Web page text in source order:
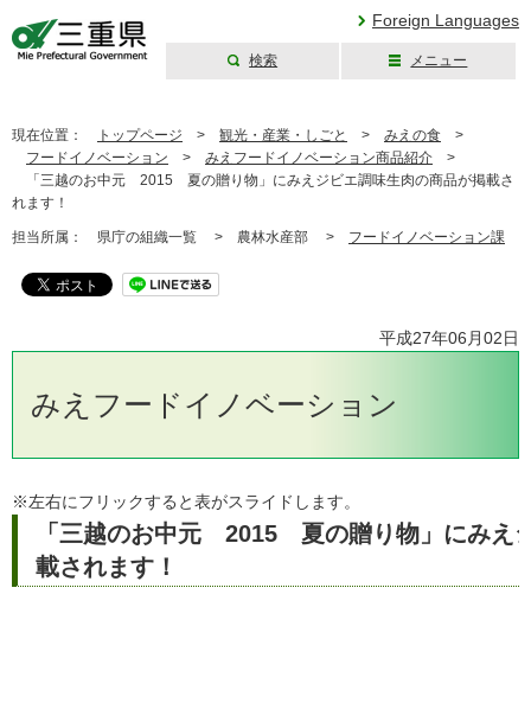
Foreign Languages
検索 メニュー
現在位置： トップページ > 観光・産業・しごと > みえの食 >
フードイノベーション > みえフードイノベーション商品紹介 >
「三越のお中元 2015 夏の贈り物」にみえジビエ調味生肉の商品が掲載さ
れます！
担当所属： 県庁の組織一覧 > 農林水産部 > フードイノベーション課
平成27年06月02日
みえフードイノベーション
※左右にフリックすると表がスライドします。
「三越のお中元 2015 夏の贈り物」にみえ
載されます！